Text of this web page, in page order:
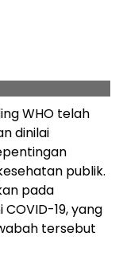
WHO telah
dinilai
publik.
pada
19, yang
tersebut